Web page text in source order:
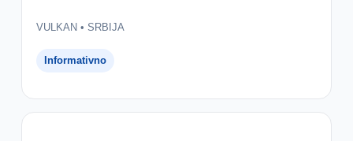
VULKAN • SRBIJA
Informativno